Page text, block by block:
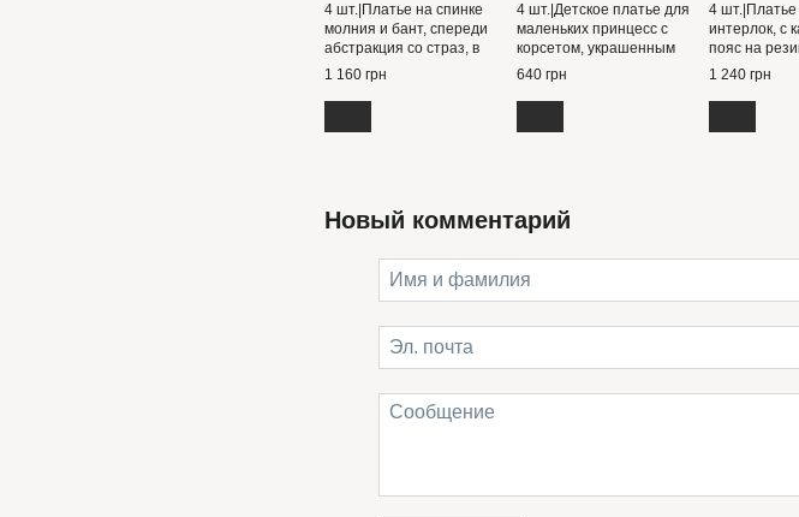
4 шт.|Платье на спинке
молния и бант, спереди
абстракция со страз, в
комплекте с сумочкой 1-4
1 160 грн
4 шт.|Детское платье для
маленьких принцесс с
корсетом, украшенным
гипюром, и цветком на
поясе, 1–4 года
640 грн
4 шт.|Платье
интерлок, с
пояс на
1 240 грн
Новый комментарий